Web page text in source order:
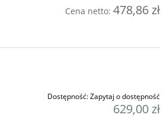
Cena netto: 478,86 zł
Dostępność:Zapytaj o dostępność
629,00 zł